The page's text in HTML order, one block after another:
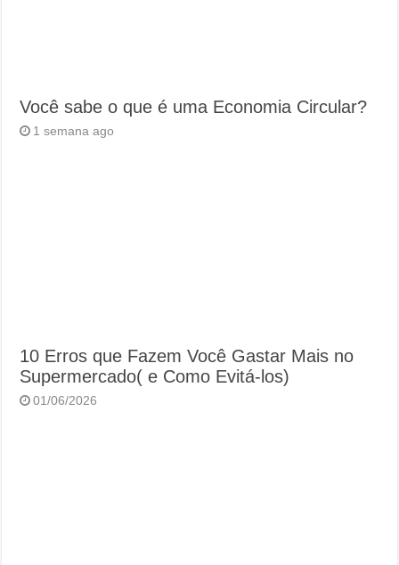
Você sabe o que é uma Economia Circular?
1 semana ago
10 Erros que Fazem Você Gastar Mais no
Supermercado( e Como Evitá-los)
01/06/2026